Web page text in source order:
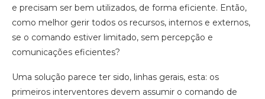
e precisam ser bem utilizados, de forma eficiente. Então,
como melhor gerir todos os recursos, internos e externos,
se o comando estiver limitado, sem percepção e
comunicações eficientes?
Uma solução parece ter sido, linhas gerais, esta: os
primeiros interventores devem assumir o comando de